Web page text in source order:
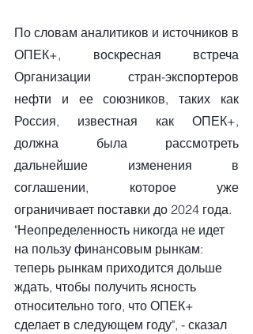
По словам аналитиков и источников в
ОПЕК+, воскресная встреча
Организации стран-экспортеров
нефти и ее союзников, таких как
Россия, известная как ОПЕК+,
должна была рассмотреть
дальнейшие изменения в
соглашении, которое уже
ограничивает поставки до 2024 года.
"Неопределенность никогда не идет
на пользу финансовым рынкам:
теперь рынкам приходится дольше
ждать, чтобы получить ясность
относительно того, что ОПЕК+
сделает в следующем году", - сказал